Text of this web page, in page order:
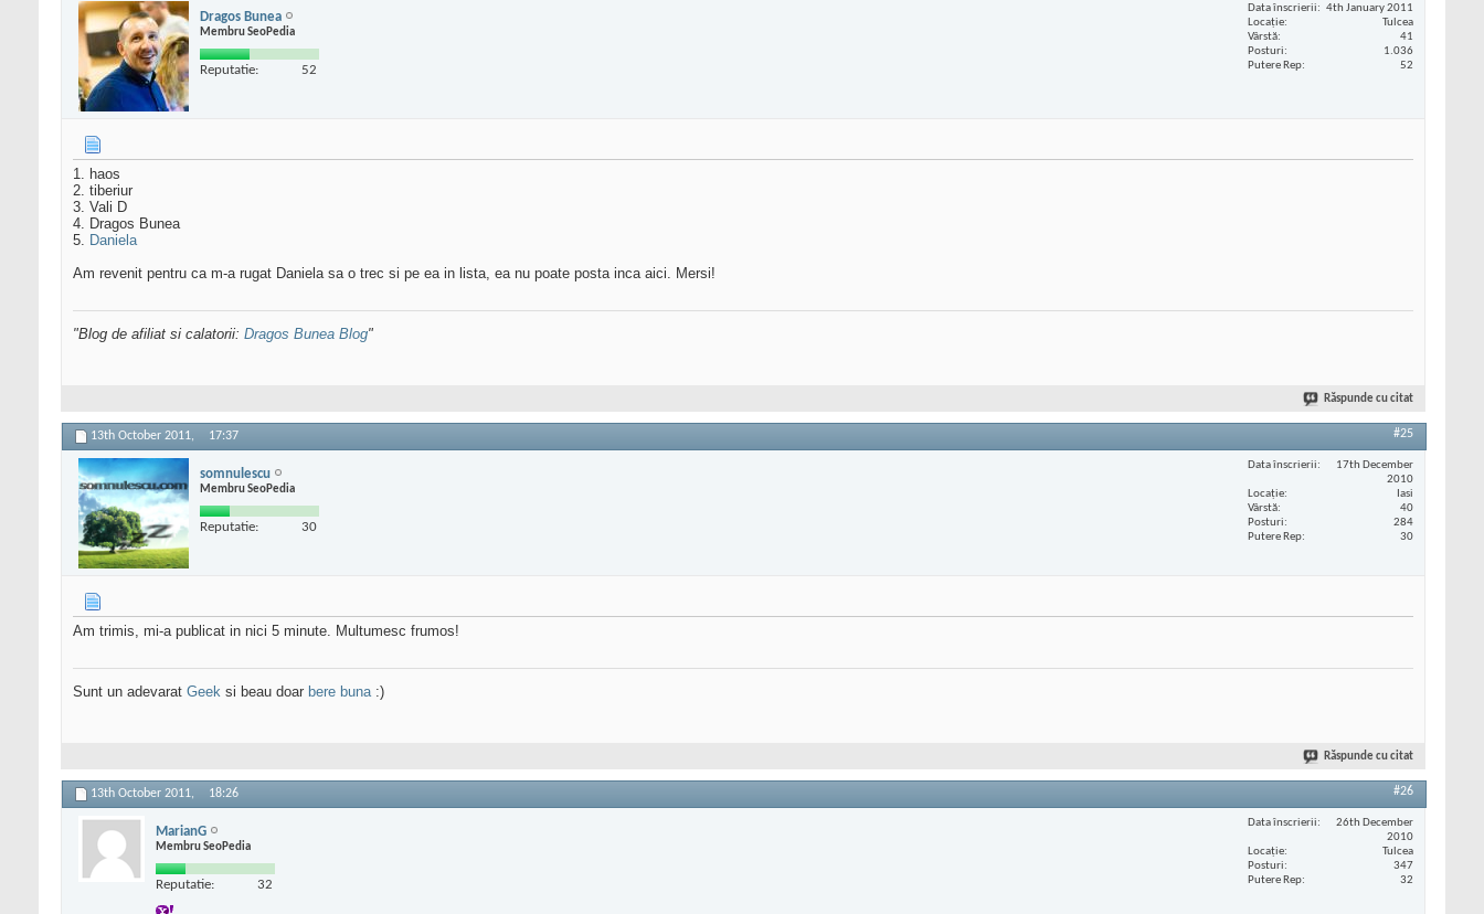
Dragos Bunea
Membru SeoPedia
Reputatie: 52
Data înscrierii
4th January 2011
Locaţie
Tulcea
Vârstă
41
Posturi
1.036
Putere Rep
52
1. haos
2. tiberiur
3. Vali D
4. Dragos Bunea
5. Daniela
Am revenit pentru ca m-a rugat Daniela sa o trec si pe ea in lista, ea nu poate posta inca aici. Mersi!
"Blog de afiliat si calatorii: Dragos Bunea Blog"
Răspunde cu citat
13th October 2011, 17:37 #25
somnulescu
Membru SeoPedia
Reputatie: 30
Data înscrierii
17th December
2010
Locaţie
Iasi
Vârstă
40
Posturi
284
Putere Rep
30
Am trimis, mi-a publicat in nici 5 minute. Multumesc frumos!
Sunt un adevarat Geek si beau doar bere buna:)
Răspunde cu citat
13th October 2011, 18:26 #26
MarianG
Membru SeoPedia
Reputatie: 32
Data înscrierii
26th December
2010
Locaţie
Tulcea
Posturi
347
Putere Rep
32